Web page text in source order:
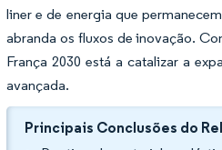
liner e de energia que
abranda os fluxos de inovação.
França 2030 está a catalizar a
avançada.
Principais Conclusões do